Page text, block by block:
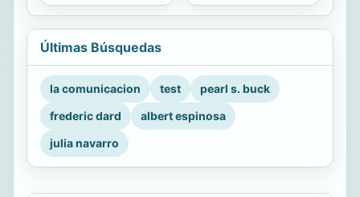
Últimas Búsquedas
la comunicacion test
pearl s. buck
frederic dard
albert espinosa
julia navarro